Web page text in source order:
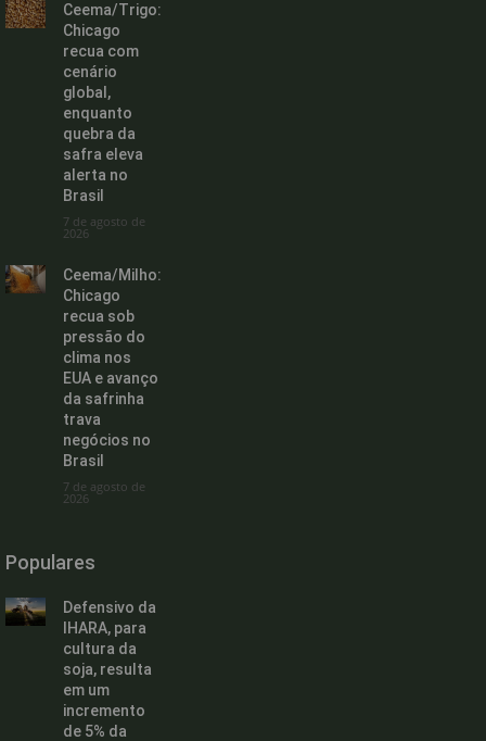
Ceema/Trigo:
Chicago
recua com
cenário
global,
enquanto
quebra da
safra eleva
alerta no
Brasil
7 de agosto de
2026
Ceema/Milho:
Chicago
recua sob
pressão do
clima nos
EUA e avanço
da safrinha
trava
negócios no
Brasil
7 de agosto de
2026
Populares
Defensivo da
IHARA, para
cultura da
soja, resulta
em um
incremento
de 5% da